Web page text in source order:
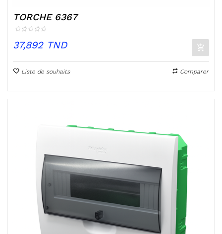
TORCHE 6367
Prix
37,892 TND
Liste de souhaits Comparer